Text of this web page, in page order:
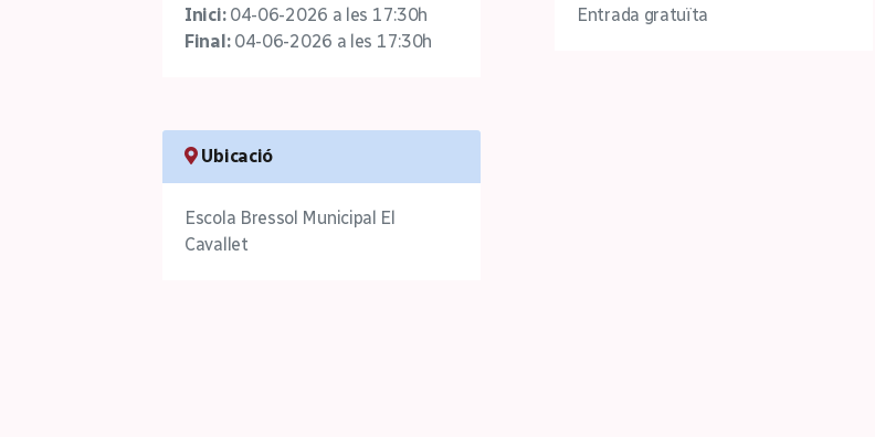
Inici:04-06-2026 a les 17:30h
Final:04-06-2026 a les 17:30h
Entrada gratuïta
Ubicació
Escola Bressol Municipal El
Cavallet